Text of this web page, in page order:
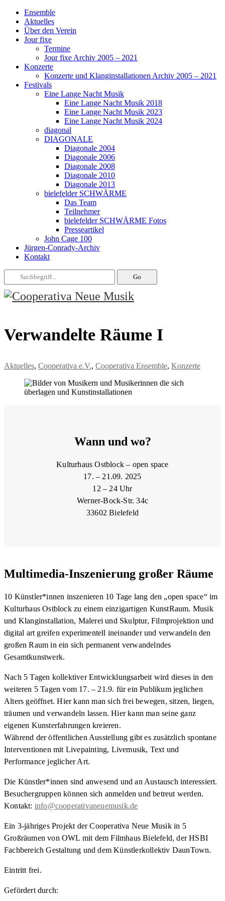
Ensemble
Aktuelles
Über den Verein
Jour fixe
Termine
Jour fixe Archiv 2005 – 2021
Konzerte
Konzerte und Klanginstallationen Archiv 2005 – 2021
Festivals
Eine Lange Nacht Musik
Eine Lange Nacht Musik 2018
Eine Lange Nacht Musik 2023
Eine Lange Nacht Musik 2024
diagonal
DIAGONALE
Diagonale 2004
Diagonale 2006
Diagonale 2008
Diagonale 2010
Diagonale 2013
bielefelder SCHWÄRME
Das Team
Teilnehmer
bielefelder SCHWÄRME Fotos
Presseartikel
John Cage 100
Jürgen-Conrady-Archiv
Kontakt
Verwandelte Räume I
Aktuelles, Cooperativa e.V., Cooperativa Ensemble, Konzerte
Wann und wo?
Kulturhaus Ostblock – open space
17. – 21.09. 2025
12 – 24 Uhr
Werner-Bock-Str. 34c
33602 Bielefeld
Multimedia-Inszenierung großer Räume
10 Künstler*innen inszenieren 10 Tage lang den „open space“ im
Kulturhaus Ostblock zu einem einzigartigen KunstRaum. Musik
und Klanginstallation, Malerei und Skulptur, Filmprojektion und
digital art greifen experimentell ineinander und verwandeln den
großen Raum in ein sich permanent verwandelndes
Gesamtkunstwerk.
Nach 5 Tagen kollektiver Entwicklungsarbeit wird dieses in den
weiteren 5 Tagen vom 17. – 21.9. für ein Publikum jeglichen
Alters geöffnet. Hier kann man sich frei bewegen, sitzen, liegen,
träumen und verwandeln lassen. Hier kann man seine ganz
eigenen Kunsterfahrungen kreieren.
Während der öffentlichen Ausstellung gibt es zusätzlich spontane
Interventionen mit Livepainting, Livemusik, Text und
Performance jeglicher Art.
Die Künstler*innen sind anwesend und an Austausch interessiert.
Besuchergruppen können sich anmelden und betreut werden.
Kontakt: info@cooperativaneuemusik.de
Ein 3-jähriges Projekt der Cooperativa Neue Musik in 5
Großräumen von OWL mit dem Filmhaus Bielefeld, der HSBI
Fachbereich Gestaltung und dem Künstlerkollektiv DaunTown.
Eintritt frei.
Gefördert durch: